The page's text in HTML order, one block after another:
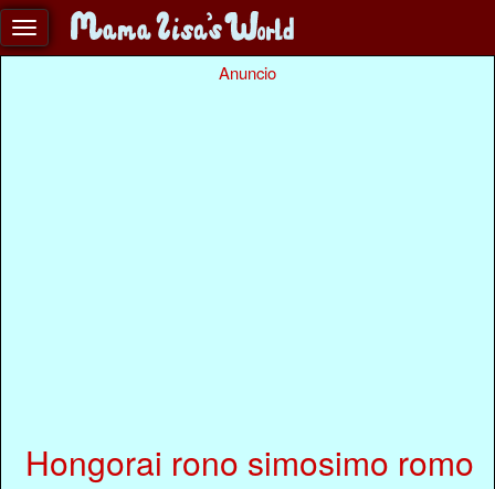
Anuncio
Hongorai rono simosimo romo